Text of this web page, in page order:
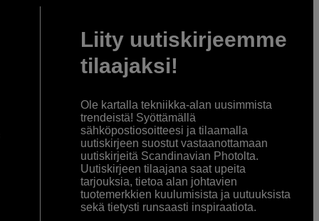
Liity uutiskirjeemme
tilaajaksi!
Ole kartalla tekniikka-alan uusimmista
trendeistä! Syöttämällä
sähköpostiosoitteesi ja tilaamalla
uutiskirjeen suostut vastaanottamaan
uutiskirjeitä Scandinavian Photolta.
Uutiskirjeen tilaajana saat upeita
tarjouksia, tietoa alan johtavien
tuotemerkkien kuulumisista ja uutuuksista
sekä tietysti runsaasti inspiraatiota.